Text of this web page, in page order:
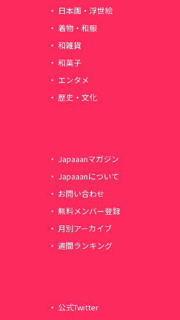
日本画・浮世絵
着物・和服
和雑貨
和菓子
エンタメ
歴史・文化
Japaaanマガジン
Japaaanについて
お問い合わせ
無料メンバー登録
月別アーカイブ
週間ランキング
公式Twitter